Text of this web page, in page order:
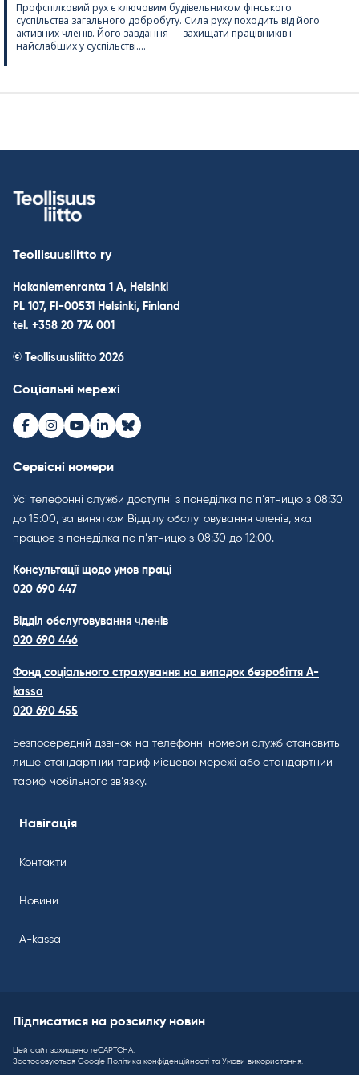
Профспілковий рух є ключовим будівельником фінського
суспільства загального добробуту. Сила руху походить від його
активних членів. Його завдання — захищати працівників і
найслабших у суспільстві....
Teollisuusliitto ry
Hakaniemenranta 1 A, Helsinki
PL 107, FI-00531 Helsinki, Finland
tel. +358 20 774 001
© Teollisuusliitto 2026
Соціальні мережі
Facebook
Instagram
Youtube
LinkedInBluesky
Сервісні номери
Усі телефонні служби доступні з понеділка по п’ятницю з 08:30
до 15:00, за винятком Відділу обслуговування членів, яка
працює з понеділка по п’ятницю з 08:30 до 12:00.
Консультації щодо умов праці
020 690 447
Відділ обслуговування членів
020 690 446
Фонд соціального страхування на випадок безробіття A-
kassa
020 690 455
Безпосередній дзвінок на телефонні номери служб становить
лише стандартний тариф місцевої мережі або стандартний
тариф мобільного зв’язку.
Навігація
Контакти
Новини
A-kassa
Підписатися на розсилку новин
Цей сайт захищено reCAPTCHA.
Застосовуються Google Політика конфіденційності та Умови використання.